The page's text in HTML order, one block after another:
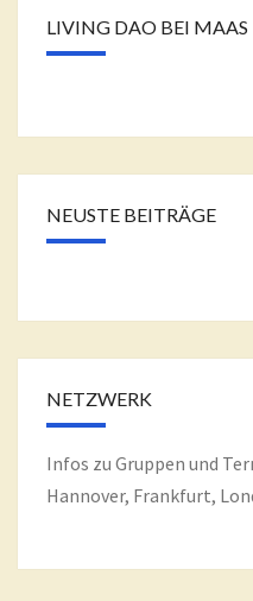
LIVING DAO BEI MAAS
NEUSTE BEITRÄGE
NETZWERK
Infos zu Gruppen und
Hannover, Frankfurt,